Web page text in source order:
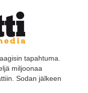
tapahtuma.
miljoonaa
Sodan jälkeen